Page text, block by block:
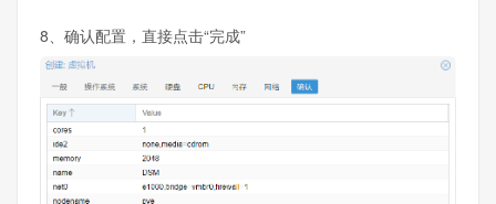
8、确认配置，直接点击“完成”